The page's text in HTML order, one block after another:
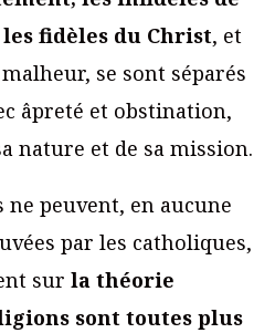
fidèles du Christ, et
se sont séparés
âpreté et obstination,
nature et de sa mission.
peuvent, en aucune
par les catholiques,
sur la théorie
sont toutes plus